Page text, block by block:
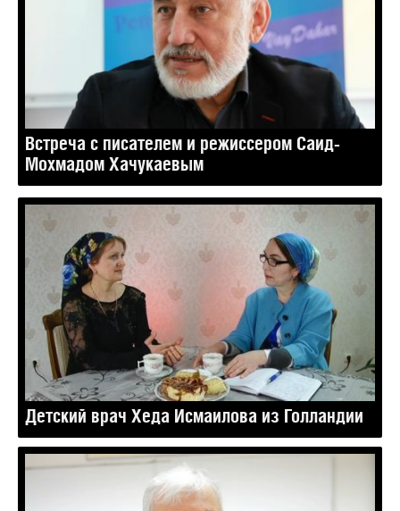
Встреча с писателем и режиссером Саид-
Мохмадом Хачукаевым
Детский врач Хеда Исмаилова из Голландии